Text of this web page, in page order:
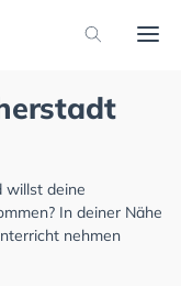
willst deine
In deiner Nähe
nehmen